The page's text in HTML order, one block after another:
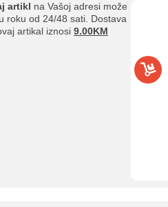
artikl na Vašoj adresi može
roku od 24/48 sati. Dostava
artikal iznosi 9.00KM
UniCredit banka
MasterCard Obročna